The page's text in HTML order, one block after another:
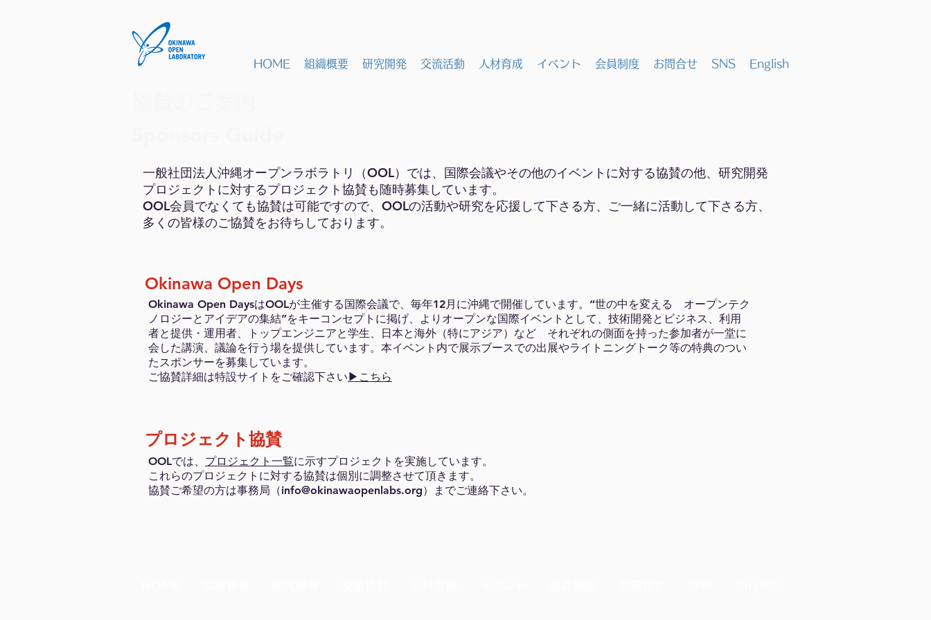
HOME 組織概要 研究開発 交流活動 人材育成 イベント 会員制度 お問合せ SNS English
一般社団法人沖縄オープンラボラトリ（OOL）では、国際会議やその他のイベントに対する協賛の他、研究開発
プロジェクトに対するプロジェクト協賛も随時募集しています。
OOL会員でなくても協賛は可能ですので、OOLの活動や研究を応援して下さる方、ご一緒に活動して下さる方、
多くの皆様のご協賛をお待ちしております。
Okinawa Open Days
Okinawa Open DaysはOOLが主催する国際会議で、毎年12月に沖縄で開催しています。“世の中を変える オープンテク
ノロジーとアイデアの集結”をキーコンセプトに掲げ、よりオープンな国際イベントとして、技術開発とビジネス、利用
者と提供・運用者、トップエンジニアと学生、日本と海外（特にアジア）など それぞれの側面を持った参加者が一堂に
会した講演、議論を行う場を提供しています。本イベント内で展示ブースでの出展やライトニングトーク等の特典のつい
たスポンサーを募集しています。
ご協賛詳細は特設サイトをご確認下さい▶こちら
プロジェクト協賛
OOLでは、 プロジェクト一覧に示すプロジェクトを実施しています。
これらのプロジェクトに対する協賛は個別に調整させて頂きます。
協賛ご希望の方は事務局（info@okinawaopenlabs.org）までご連絡下さい。